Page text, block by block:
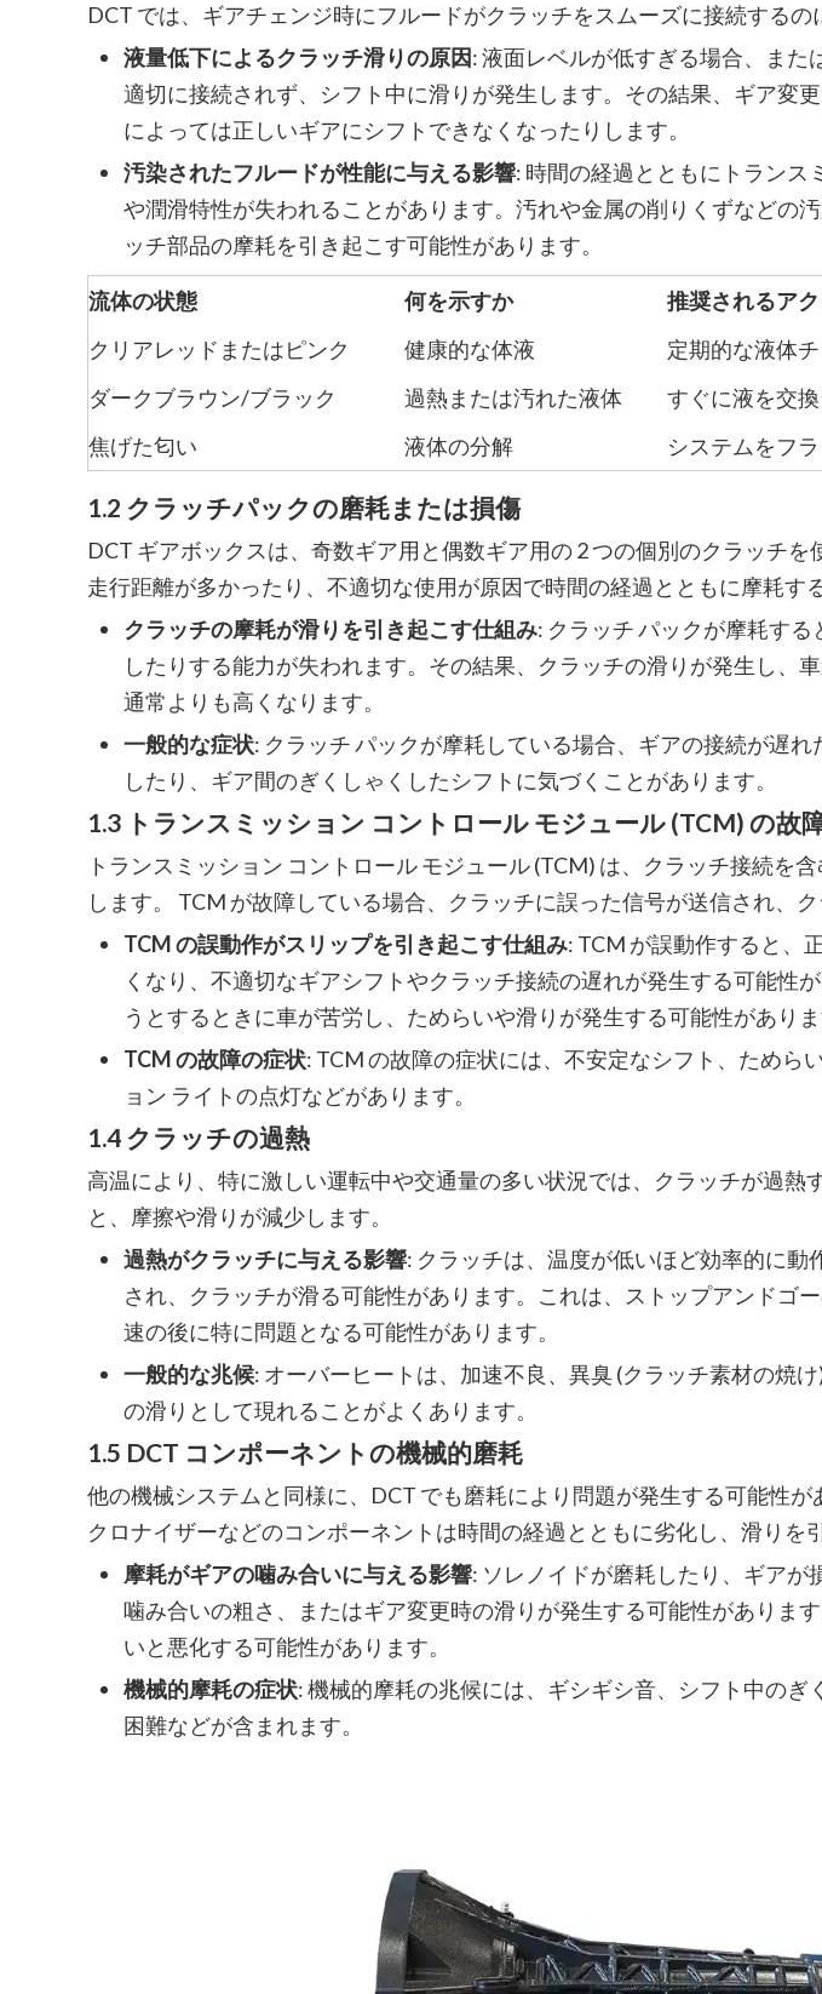
DCT では、ギアチェンジ時にフルードがクラッチをスムーズに接続するの
液量低下によるクラッチ滑りの原因: 液面レベルが低すぎる場合、ま
適切に接続されず、シフト中に滑りが発生します。その結果、ギア変
によっては正しいギアにシフトできなくなったりします。
汚染されたフルードが性能に与える影響: 時間の経過とともにトランス
や潤滑特性が失われることがあります。汚れや金属の削りくずなどの
ッチ部品の摩耗を引き起こす可能性があります。
流体の状態 何を示すか
推奨されるア
クリアレッドまたはピンク
健康的な体液
定期的な液体
ダークブラウン/ブラック
過熱または汚れた液体
すぐに液を交
焦げた匂い
液体の分解 システムをフ
1.2 クラッチパックの磨耗または損傷
DCT ギアボックスは、奇数ギア用と偶数ギア用の 2 つの個別のクラッチを
走行距離が多かったり、不適切な使用が原因で時間の経過とともに摩耗す
クラッチの摩耗が滑りを引き起こす仕組み: クラッチ パックが摩耗す
したりする能力が失われます。その結果、クラッチの滑りが発生し、
通常よりも高くなります。
一般的な症状: クラッチ パックが摩耗している場合、ギアの接続が遅
したり、ギア間のぎくしゃくしたシフトに気づくことがあります。
1.3 トランスミッション コントロール モジュール (TCM) の故
トランスミッション コントロール モジュール (TCM) は、クラッチ接続を
します。 TCM が故障している場合、クラッチに誤った信号が送信され、
TCM の誤動作がスリップを引き起こす仕組み: TCM が誤動作すると、
くなり、不適切なギアシフトやクラッチ接続の遅れが発生する可能性
うとするときに車が苦労し、ためらいや滑りが発生する可能性がありま
TCM の故障の症状: TCM の故障の症状には、不安定なシフト、ためら
ョン ライトの点灯などがあります。
1.4 クラッチの過熱
高温により、特に激しい運転中や交通量の多い状況では、クラッチが過熱
と、摩擦や滑りが減少します。
過熱がクラッチに与える影響: クラッチは、温度が低いほど効率的に
され、クラッチが滑る可能性があります。これは、ストップアンドゴ
速の後に特に問題となる可能性があります。
一般的な兆候: オーバーヒートは、加速不良、異臭 (クラッチ素材の焼
の滑りとして現れることがよくあります。
1.5 DCT コンポーネントの機械的磨耗
他の機械システムと同様に、DCT でも磨耗により問題が発生する可能性
クロナイザーなどのコンポーネントは時間の経過とともに劣化し、滑りを
摩耗がギアの噛み合いに与える影響: ソレノイドが磨耗したり、ギアが
噛み合いの粗さ、またはギア変更時の滑りが発生する可能性がありま
いと悪化する可能性があります。
機械的摩耗の症状: 機械的摩耗の兆候には、ギシギシ音、シフト中の
困難などが含まれます。